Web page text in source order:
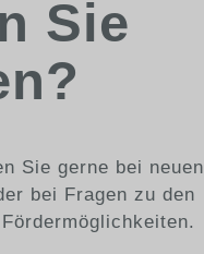
Sie
Sie gerne bei neuen
bei Fragen zu den